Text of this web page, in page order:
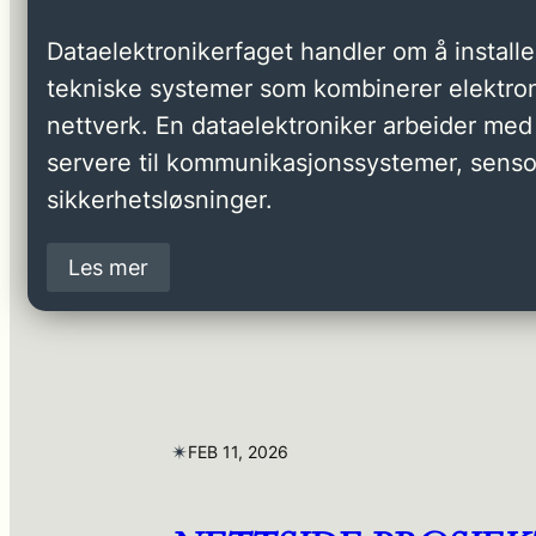
Dataelektronikerfaget handler om å
tekniske systemer som kombinerer
nettverk. En dataelektroniker arbeider
servere til kommunikasjonssystemer,
sikkerhetsløsninger.
Les mer
✴︎FEB 11, 2026